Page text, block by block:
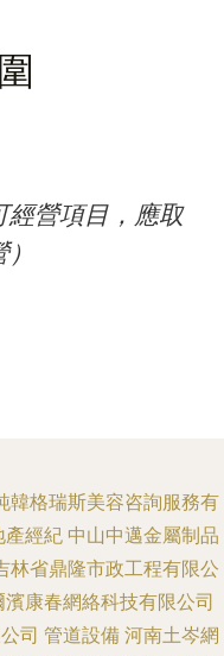
經營項目，應取
韓格瑞斯美容咨詢服務有
產經紀 中山中邁金屬制品
林省鼎隆市政工程有限公
濱康春網絡科技有限公司
司 管道設備 河南土岑網